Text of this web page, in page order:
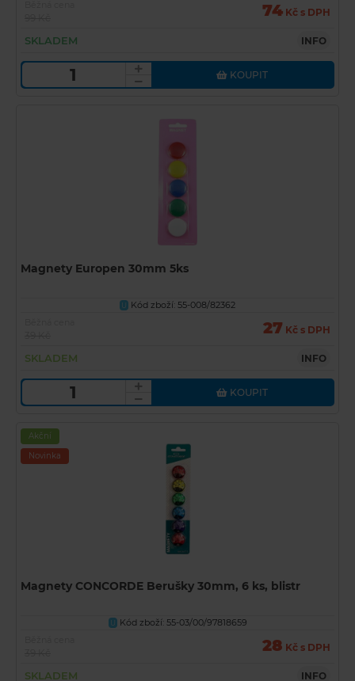
74 Kč s DPH
SKLADEM INFO
KOUPIT
Magnety Europen 30mm 5ks
U
Kód zboží: 55-008/82362
27 Kč s DPH
SKLADEM INFO
KOUPIT
Akční
Novinka
Magnety CONCORDE Berušky 30mm, 6 ks, blistr
U Kód zboží: 55-03/00/97818659
28 Kč s DPH
SKLADEM INFO